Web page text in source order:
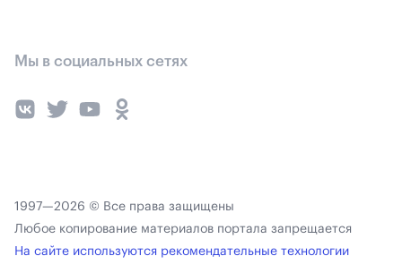
Мы в социальных сетях
1997—2026 © Все права защищены
Любое копирование материалов портала запрещается
На сайте используются рекомендательные технологии